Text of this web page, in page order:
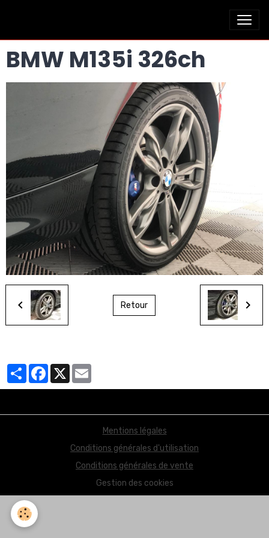
BMW M135i 326ch
Retour
PartagerFacebook
X
Mentions légales
Conditions générales d'utilisation
Conditions générales de vente
Gestion des cookies